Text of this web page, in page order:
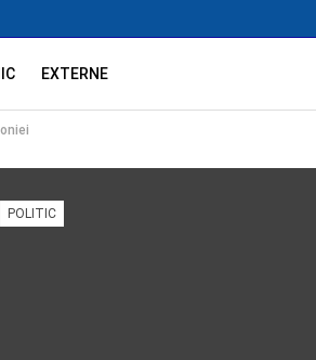
EXTERNE
POLITIC